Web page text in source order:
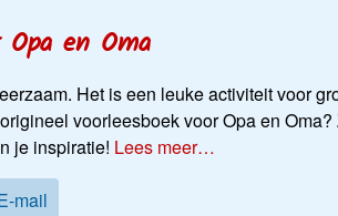
Opa en Oma
Het is een leuke activiteit voor
voorleesboek voor Opa en
je inspiratie! Lees meer…
mail